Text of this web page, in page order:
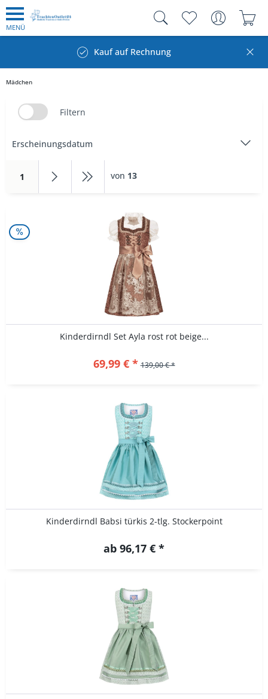
MENÜ
Kauf auf Rechnung
Mädchen
Filtern
1 von 13
Kinderdirndl Set Ayla rost rot beige...
69,99 € * 139,00 € *
Kinderdirndl Babsi türkis 2-tlg. Stockerpoint
ab 96,17 € *